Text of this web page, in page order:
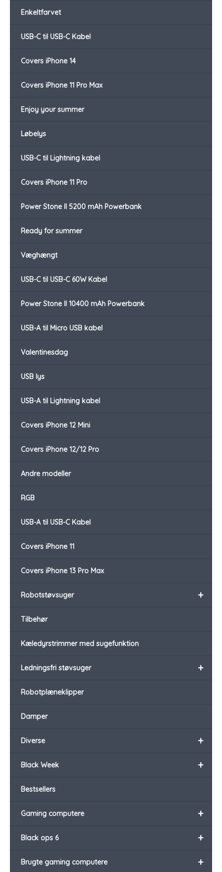
Enkeltfarvet
USB-C til USB-C Kabel
Covers iPhone 14
Covers iPhone 11 Pro Max
Enjoy your summer
Løbelys
USB-C til Lightning kabel
Covers iPhone 11 Pro
Power Stone II 5200 mAh Powerbank
Ready for summer
Væghængt
USB-C til USB-C 60W Kabel
Power Stone II 10400 mAh Powerbank
USB-A til Micro USB kabel
Valentinesdag
USB lys
USB-A til Lightning kabel
Covers iPhone 12 Mini
Covers iPhone 12/12 Pro
Andre modeller
RGB
USB-A til USB-C Kabel
Covers iPhone 11
Covers iPhone 13 Pro Max
+
Robotstøvsuger
Tilbehør
Kæledyrstrimmer med sugefunktion
+
Ledningsfri støvsuger
Robotplæneklipper
Damper
+
Diverse
+
Black Week
Bestsellers
+
Gaming computere
+
Black ops 6
+
Brugte gaming computere